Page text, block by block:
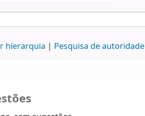
hierarquia Pesquisa de autoridade